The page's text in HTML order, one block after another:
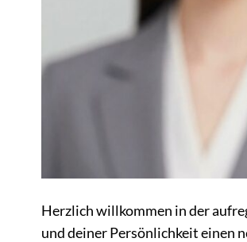
Herzlich willkommen in der
und deiner Persönlichkeit einen